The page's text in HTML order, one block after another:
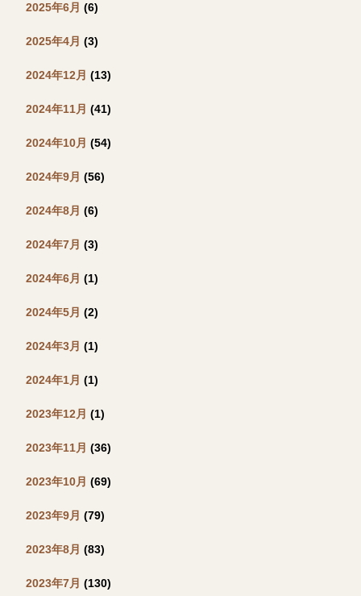
2025年6月 (6)
2025年4月 (3)
2024年12月 (13)
2024年11月 (41)
2024年10月 (54)
2024年9月 (56)
2024年8月 (6)
2024年7月 (3)
2024年6月 (1)
2024年5月 (2)
2024年3月 (1)
2024年1月 (1)
2023年12月 (1)
2023年11月 (36)
2023年10月 (69)
2023年9月 (79)
2023年8月 (83)
2023年7月 (130)